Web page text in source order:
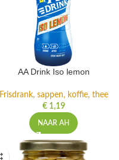
AA Drink Iso lemon
Frisdrank, sappen, koffie, thee
€1,19
NAAR AH